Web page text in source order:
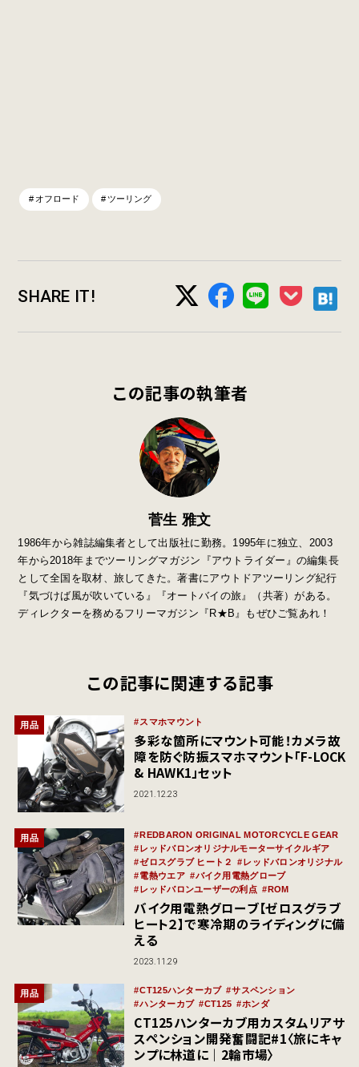
オフロード ツーリング
SHARE IT!
この記事の執筆者
菅生 雅文
1986年から雑誌編集者として出版社に勤務。1995年に独立、2003
年から2018年までツーリングマガジン『アウトライダー』の編集長
として全国を取材、旅してきた。著書にアウトドアツーリング紀行
『気づけば風が吹いている』『オートバイの旅』（共著）がある。
ディレクターを務めるフリーマガジン『R★B』もぜひご覧あれ！
この記事に関連する記事
用品 スマホマウント
多彩な箇所にマウント可能！カメラ故
障を防ぐ防振スマホマウント「F-LOCK
& HAWK1」セット
2021.12.23
用品
REDBARON ORIGINAL MOTORCYCLE GEAR
レッドバロンオリジナルモーターサイクルギア
ゼロスグラブ ヒート２
レッドバロンオリジナル
電熱ウエア
バイク用電熱グローブ
レッドバロンユーザーの利点
ROM
バイク用電熱グローブ【ゼロスグラブ
ヒート２】で寒冷期のライディングに備
える
2023.11.29
用品 CT125ハンターカブ
サスペンション
ハンターカブ
CT125 ホンダ
CT125ハンターカブ用カスタムリアサ
スペンション開発奮闘記#1〈旅にキャ
ンプに林道に｜2輪市場〉